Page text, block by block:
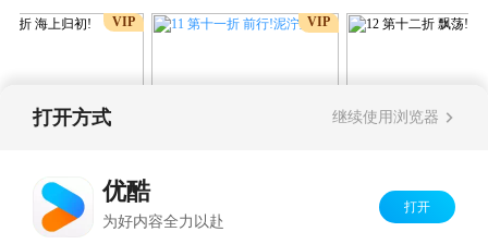
VIP VIP
京ICP备06050721号-1
打开方式 继续使用浏览器
优酷
为好内容全力以赴
打开